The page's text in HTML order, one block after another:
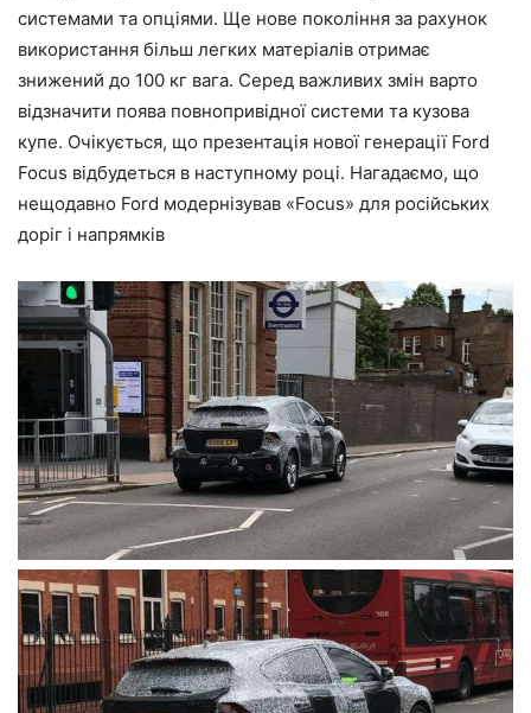
системами та опціями. Ще нове покоління за рахунок
використання більш легких матеріалів отримає
знижений до 100 кг вага. Серед важливих змін варто
відзначити поява повнопривідної системи та кузова
купе. Очікується, що презентація нової генерації Ford
Focus відбудеться в наступному році. Нагадаємо, що
нещодавно Ford модернізував «Focus» для російських
доріг і напрямків